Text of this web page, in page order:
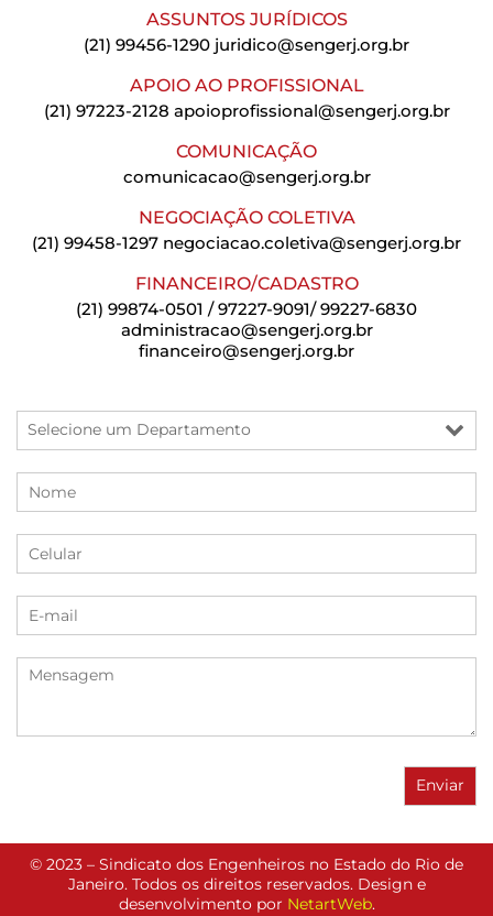
ASSUNTOS JURÍDICOS
(21) 99456-1290 juridico@sengerj.org.br
APOIO AO PROFISSIONAL
(21) 97223-2128 apoioprofissional@sengerj.org.br
COMUNICAÇÃO
comunicacao@sengerj.org.br
NEGOCIAÇÃO COLETIVA
(21) 99458-1297 negociacao.coletiva@sengerj.org.br
FINANCEIRO/CADASTRO
(21) 99874-0501 / 97227-9091/ 99227-6830
administracao@sengerj.org.br
financeiro@sengerj.org.br
© 2023 – Sindicato dos Engenheiros no Estado do Rio de
Janeiro. Todos os direitos reservados. Design e
desenvolvimento por NetartWeb.